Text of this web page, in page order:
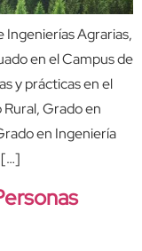
Ingenierías Agrarias,
en el Campus de
y prácticas en el
Grado en
en Ingeniería
[…]